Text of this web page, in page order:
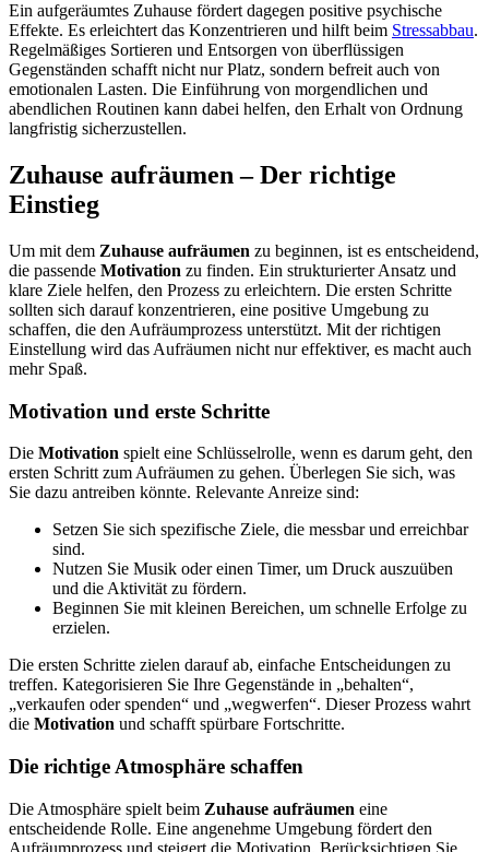
Ein aufgeräumtes Zuhause fördert dagegen positive psychische
Effekte. Es erleichtert das Konzentrieren und hilft beim Stressabbau.
Regelmäßiges Sortieren und Entsorgen von überflüssigen
Gegenständen schafft nicht nur Platz, sondern befreit auch von
emotionalen Lasten. Die Einführung von morgendlichen und
abendlichen Routinen kann dabei helfen, den Erhalt von Ordnung
langfristig sicherzustellen.
Zuhause aufräumen – Der richtige
Einstieg
Um mit dem Zuhause aufräumen zu beginnen, ist es entscheidend,
die passende Motivation zu finden. Ein strukturierter Ansatz und
klare Ziele helfen, den Prozess zu erleichtern. Die ersten Schritte
sollten sich darauf konzentrieren, eine positive Umgebung zu
schaffen, die den Aufräumprozess unterstützt. Mit der richtigen
Einstellung wird das Aufräumen nicht nur effektiver, es macht auch
mehr Spaß.
Motivation und erste Schritte
Die Motivation spielt eine Schlüsselrolle, wenn es darum geht, den
ersten Schritt zum Aufräumen zu gehen. Überlegen Sie sich, was
Sie dazu antreiben könnte. Relevante Anreize sind:
Setzen Sie sich spezifische Ziele, die messbar und erreichbar
sind.
Nutzen Sie Musik oder einen Timer, um Druck auszuüben
und die Aktivität zu fördern.
Beginnen Sie mit kleinen Bereichen, um schnelle Erfolge zu
erzielen.
Die ersten Schritte zielen darauf ab, einfache Entscheidungen zu
treffen. Kategorisieren Sie Ihre Gegenstände in „behalten“,
„verkaufen oder spenden“ und „wegwerfen“. Dieser Prozess wahrt
die Motivation und schafft spürbare Fortschritte.
Die richtige Atmosphäre schaffen
Die Atmosphäre spielt beim Zuhause aufräumen eine
entscheidende Rolle. Eine angenehme Umgebung fördert den
Aufräumprozess und steigert die Motivation. Berücksichtigen Sie